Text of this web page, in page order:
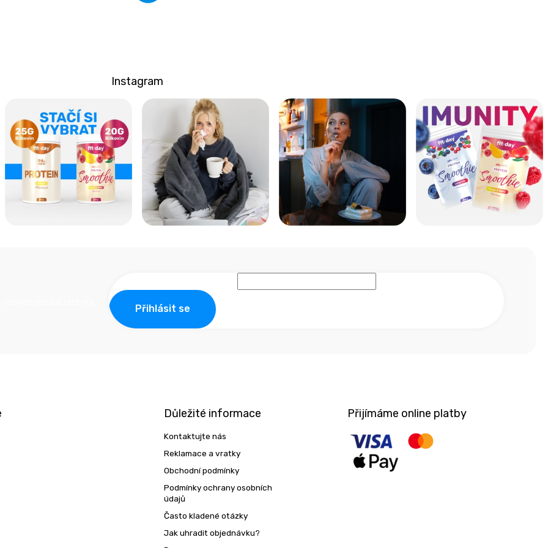
Instagram
Přihlásit se
Důležité informace
Kontaktujte nás
Reklamace a vratky
Obchodní podmínky
Podmínky ochrany osobních
údajů
Často kladené otázky
Jak uhradit objednávku?
Přijímáme online platby